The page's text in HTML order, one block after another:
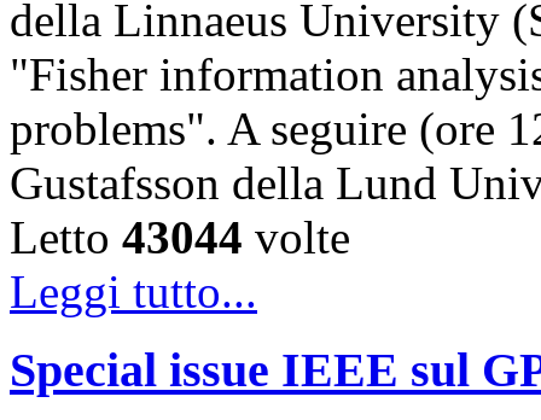
della Linnaeus University
"Fisher information
problems". A seguire (ore
Gustafsson della Lund
Letto 43044 volte
Leggi tutto...
Special issue IEEE sul